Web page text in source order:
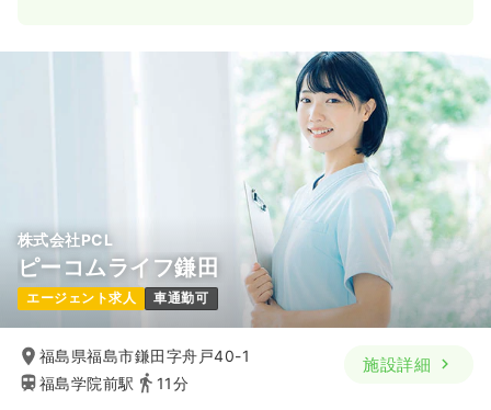
株式会社PCL
ピーコムライフ鎌田
エージェント求人 車通勤可
福島県福島市鎌田字舟戸40-1
福島学院前駅
11分
施設詳細